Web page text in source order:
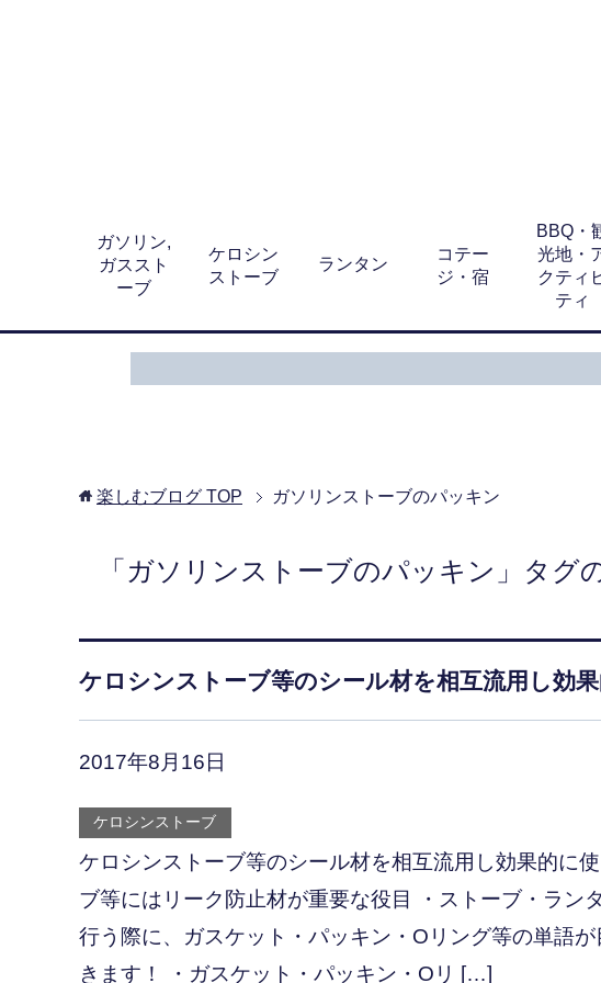
ガソリン,
ガススト
ーブ
ケロシン
ストーブ
ランタン
コテー
ジ・宿
BBQ・
光地・
クティ
ティ
楽しむブログ TOP ガソリンストーブのパッキン
「ガソリンストーブのパッキン」タグ
ケロシンストーブ等のシール材を相互流用し効果
2017年8月16日
ケロシンストーブ
ケロシンストーブ等のシール材を相互流用し効果的に
ブ等にはリーク防止材が重要な役目 ・ストーブ・ラン
行う際に、ガスケット・パッキン・Oリング等の単語が
きます！ ・ガスケット・パッキン・Oリ […]